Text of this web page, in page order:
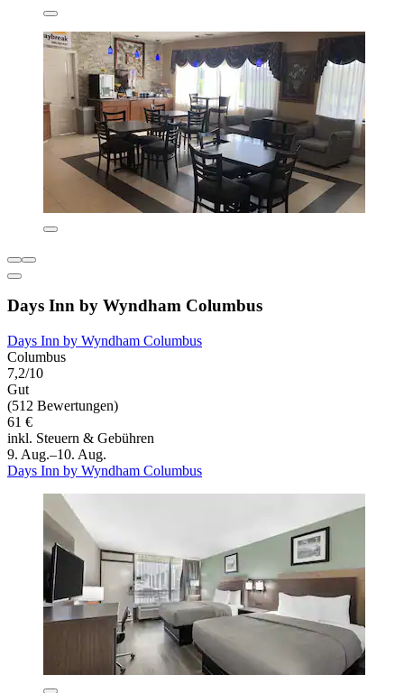
Days Inn by Wyndham Columbus
Days Inn by Wyndham Columbus
Columbus
7,2/10
Gut
(512 Bewertungen)
61 €
inkl. Steuern & Gebühren
9. Aug.–10. Aug.
Days Inn by Wyndham Columbus